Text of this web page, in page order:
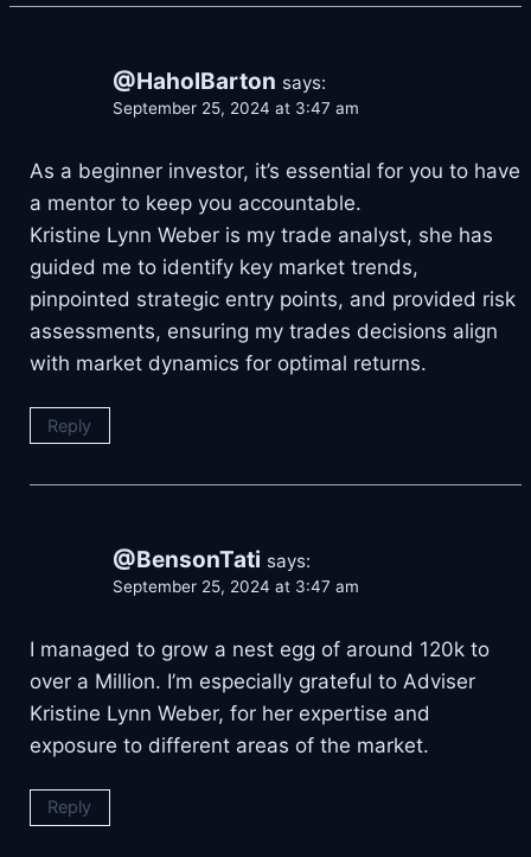
@HaholBarton says:
September 25, 2024 at 3:47 am
As a beginner investor, it’s essential for you to have
a mentor to keep you accountable.
Kristine Lynn Weber is my trade analyst, she has
guided me to identify key market trends,
pinpointed strategic entry points, and provided risk
assessments, ensuring my trades decisions align
with market dynamics for optimal returns.
Reply
@BensonTati says:
September 25, 2024 at 3:47 am
I managed to grow a nest egg of around 120k to
over a Million. I’m especially grateful to Adviser
Kristine Lynn Weber, for her expertise and
exposure to different areas of the market.
Reply